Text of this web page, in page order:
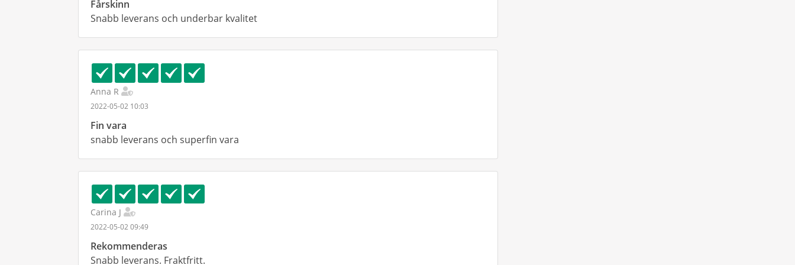
Fårskinn
Snabb leverans och underbar kvalitet
Anna R
2022-05-02 10:03
Fin vara
snabb leverans och superfin vara
Carina J
2022-05-02 09:49
Rekommenderas
Snabb leverans. Fraktfritt.